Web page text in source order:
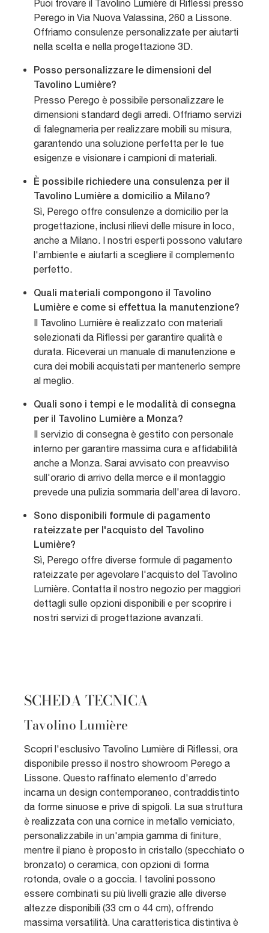
Puoi trovare il Tavolino Lumière di Riflessi presso
Perego in Via Nuova Valassina, 260 a Lissone.
Offriamo consulenze personalizzate per aiutarti
nella scelta e nella progettazione 3D.
Posso personalizzare le dimensioni del
Tavolino Lumière?
Presso Perego è possibile personalizzare le
dimensioni standard degli arredi. Offriamo servizi
di falegnameria per realizzare mobili su misura,
garantendo una soluzione perfetta per le tue
esigenze e visionare i campioni di materiali.
È possibile richiedere una consulenza per il
Tavolino Lumière a domicilio a Milano?
Sì, Perego offre consulenze a domicilio per la
progettazione, inclusi rilievi delle misure in loco,
anche a Milano. I nostri esperti possono valutare
l'ambiente e aiutarti a scegliere il complemento
perfetto.
Quali materiali compongono il Tavolino
Lumière e come si effettua la manutenzione?
Il Tavolino Lumière è realizzato con materiali
selezionati da Riflessi per garantire qualità e
durata. Riceverai un manuale di manutenzione e
cura dei mobili acquistati per mantenerlo sempre
al meglio.
Quali sono i tempi e le modalità di consegna
per il Tavolino Lumière a Monza?
Il servizio di consegna è gestito con personale
interno per garantire massima cura e affidabilità
anche a Monza. Sarai avvisato con preavviso
sull'orario di arrivo della merce e il montaggio
prevede una pulizia sommaria dell'area di lavoro.
Sono disponibili formule di pagamento
rateizzate per l'acquisto del Tavolino
Lumière?
Sì, Perego offre diverse formule di pagamento
rateizzate per agevolare l'acquisto del Tavolino
Lumière. Contatta il nostro negozio per maggiori
dettagli sulle opzioni disponibili e per scoprire i
nostri servizi di progettazione avanzati.
SCHEDA TECNICA
Tavolino Lumière
Scopri l'esclusivo Tavolino Lumière di Riflessi, ora
disponibile presso il nostro showroom Perego a
Lissone. Questo raffinato elemento d'arredo
incarna un design contemporaneo, contraddistinto
da forme sinuose e prive di spigoli. La sua struttura
è realizzata con una cornice in metallo verniciato,
personalizzabile in un'ampia gamma di finiture,
mentre il piano è proposto in cristallo (specchiato o
bronzato) o ceramica, con opzioni di forma
rotonda, ovale o a goccia. I tavolini possono
essere combinati su più livelli grazie alle diverse
altezze disponibili (33 cm o 44 cm), offrendo
massima versatilità. Una caratteristica distintiva è